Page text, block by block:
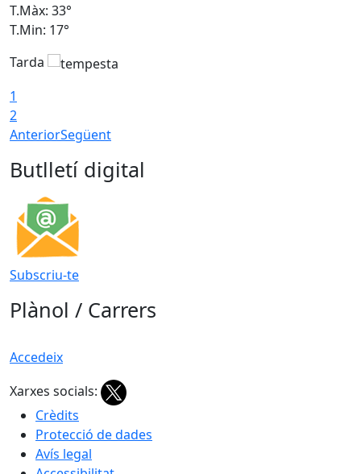
T.Màx: 33°
T.Min: 17°
Tarda
1
2
AnteriorSegüent
Butlletí digital
Subscriu-te
Plànol / Carrers
Accedeix
Xarxes socials:
Crèdits
Protecció de dades
Avís legal